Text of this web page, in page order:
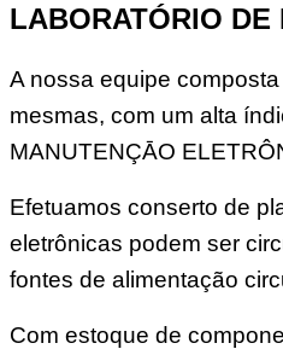
LABORATÓRIO DE
A nossa equipe
mesmas, com um alta
MANUTENÇĀO
Efetuamos conserto de
eletrônicas podem ser
fontes de alimentação
Com estoque de